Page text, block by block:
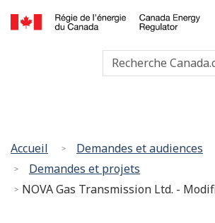
Passer
au
contenu
principal
Version
HTML
l’énergie
du
Canada
Vous
êtes
ici
Accueil
Demandes et audiences
Demandes et projets
NOVA Gas Transmission Ltd. - Modifications au réseau